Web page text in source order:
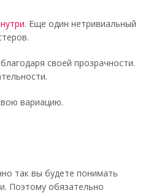
. Еще один нетривиальный
своей прозрачности.
вариацию.
так вы будете понимать
Поэтому обязательно